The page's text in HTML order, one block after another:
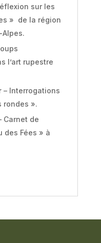
sur les
» de la région
l’art rupestre
– Interrogations
rondes ».
Carnet de
des Fées » à